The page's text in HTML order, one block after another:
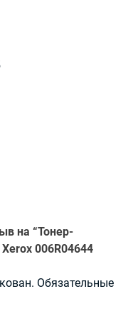
на “Тонер-
006R04644
Обязательные